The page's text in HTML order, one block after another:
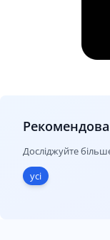
Досліджуйте
усі